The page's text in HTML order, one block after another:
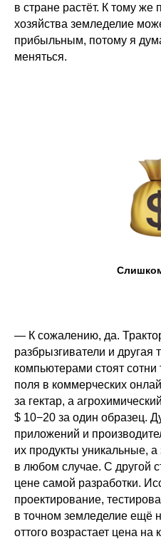
в стране растёт. К тому
хозяйства земледелие
прибыльным, потому я
меняться.
— К сожалению, да.
разбрызгиватели и другая
компьютерами стоят
поля в коммерческих
за гектар, а
$ 10−20 за один образец.
приложений и
их продукты уникальные, а
в любом случае. С другой
цене самой разработки.
проектирование,
в точном земледелие ещё
оттого возрастает цена на